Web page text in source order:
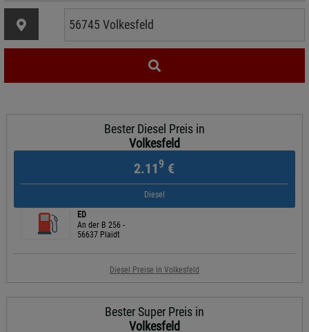
Bester Diesel Preis in
Volkesfeld
2.119 €
Diesel
ED
An der B 256 -
56637 Plaidt
Diesel Preise in Volkesfeld
Bester Super Preis in
Volkesfeld